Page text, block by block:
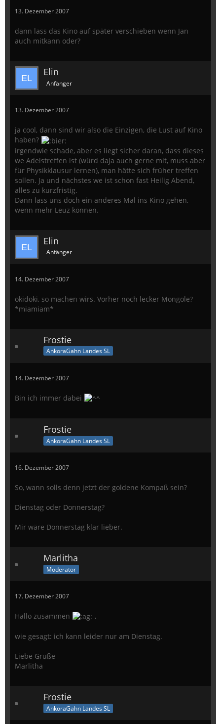
13. Dezember 2007
dann lass das Kino auf später verschieben wenn Jan
auch mitkann oder?
Elin
Anfänger
13. Dezember 2007
ja cool, dann sind wir also die Einzigen, die Lust auf Kino
haben?
irgendwie schade, aber es liegt sicher daran, dass dieses
we Adelstreffen ist (würd daja auch gerne mit, muss aber
für Physikklausur lernen), man hätte sich früher treffen
sollen. Ja und nächstes we ist schon fast Heilig Abend,
alles zu kurzfristig.
Dann lass uns doch ein anderes Mal ins Kino gehen,
wenn mehr Leuz können.
Elin
Anfänger
14. Dezember 2007
okidoki, so machen wirs. Vorher noch lecker Mongole?
*miamiam*
Frostie
AnkoraGahn Landes SL
14. Dezember 2007
Bin ich immer dabei
Frostie
AnkoraGahn Landes SL
16. Dezember 2007
So, wann solls denn jetzt der goldene Kompaß sein?
Dienstag oder Donnerstag?
Mir wäre Donnerstag klar lieber.
Marlitha
Moderator
17. Dezember 2007
Hallo zusammen ,
wie gesagt: ich kann leider nur am Dienstag.
Liebe Grüße
Marlitha
Frostie
AnkoraGahn Landes SL